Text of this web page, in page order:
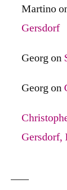
Martino
Gersdorf
Georgon
Georgon
Gersdorf,